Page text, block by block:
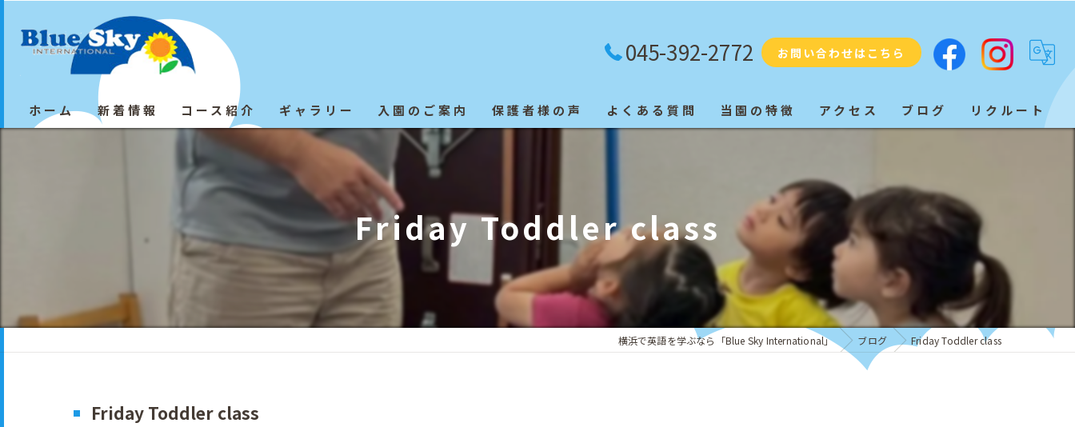
045-392-2772 お問い合わせはこちら
ホーム 新着情報 コース紹介 ギャラリー 入園のご案内 保護者様の声 よくある質問 当園の特徴
ネイティブ
教育
子ども
発音
アクセス ブログ リクルート
Friday Toddler class
横浜で英語を学ぶなら「Blue Sky International」 ブログ Friday Toddler class
Friday Toddler class